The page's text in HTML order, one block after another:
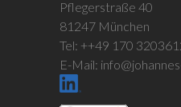
Pflegerstraße 40
81247 München
Tel: ++49 170
E-Mail: